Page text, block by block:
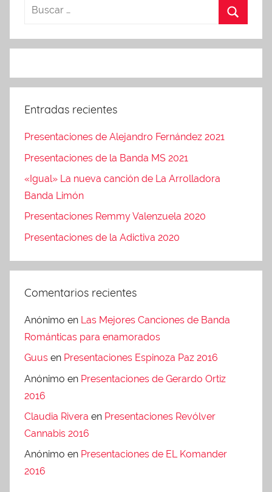
Entradas recientes
Presentaciones de Alejandro Fernández 2021
Presentaciones de la Banda MS 2021
«Igual» La nueva canción de La Arrolladora
Banda Limón
Presentaciones Remmy Valenzuela 2020
Presentaciones de la Adictiva 2020
Comentarios recientes
Anónimo en Las Mejores Canciones de Banda
Románticas para enamorados
Guus en Presentaciones Espinoza Paz 2016
Anónimo en Presentaciones de Gerardo Ortiz
2016
Claudia Rivera en Presentaciones Revólver
Cannabis 2016
Anónimo en Presentaciones de EL Komander
2016